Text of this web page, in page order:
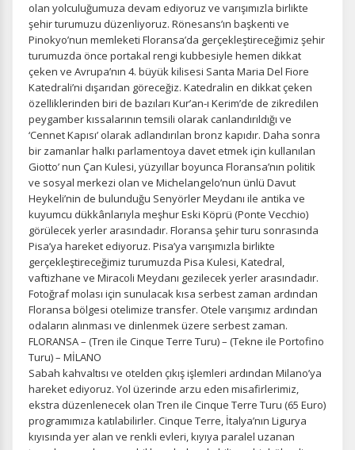
ÇEREZ KULLANIM AYARLARINIZ
Çerez tercihlerinizibelirleyin.
Daha fazla bilgi içinKVKK bilgilendirmemizi,çerez kullanım
gizlilik koşullarınıinceleyebilirsiniz.
Zorunlu Çerezler HER ZAMAN AKTIF
Oturum yönetimi, güvenlik ve temel site işlevleri için
gereklidir. Bu çerezler olmadan site düzgün çalışmaz ve
olan yolculuğumuza devam ediyoruz ve varışımızla birlikte
şehir turumuzu düzenliyoruz. Rönesans’ın başkenti ve
Pinokyo’nun memleketi Floransa’da gerçekleştireceğimiz şehir
turumuzda önce portakal rengi kubbesiyle hemen dikkat
çeken ve Avrupa’nın 4. büyük kilisesi Santa Maria Del Fiore
Katedrali’ni dışarıdan göreceğiz. Katedralin en dikkat çeken
özelliklerinden biri de bazıları Kur’an-ı Kerim’de de zikredilen
peygamber kıssalarının temsili olarak canlandırıldığı ve
‘Cennet Kapısı’ olarak adlandırılan bronz kapıdır. Daha sonra
bir zamanlar halkı parlamentoya davet etmek için kullanılan
Giotto’ nun Çan Kulesi, yüzyıllar boyunca Floransa’nın politik
ve sosyal merkezi olan ve Michelangelo’nun ünlü Davut
Heykeli’nin de bulunduğu Senyörler Meydanı ile antika ve
kuyumcu dükkânlarıyla meşhur Eski Köprü (Ponte Vecchio)
görülecek yerler arasındadır. Floransa şehir turu sonrasında
Pisa’ya hareket ediyoruz. Pisa’ya varışımızla birlikte
gerçekleştireceğimiz turumuzda Pisa Kulesi, Katedral,
vaftizhane ve Miracoli Meydanı gezilecek yerler arasındadır.
Fotoğraf molası için sunulacak kısa serbest zaman ardından
Floransa bölgesi otelimize transfer. Otele varışımız ardından
odaların alınması ve dinlenmek üzere serbest zaman.
FLORANSA – (Tren ile Cinque Terre Turu) – (Tekne ile Portofino
Turu) – MİLANO
Sabah kahvaltısı ve otelden çıkış işlemleri ardından Milano’ya
hareket ediyoruz. Yol üzerinde arzu eden misafirlerimiz,
ekstra düzenlenecek olan Tren ile Cinque Terre Turu (65 Euro)
programımıza katılabilirler. Cinque Terre, İtalya’nın Ligurya
kıyısında yer alan ve renkli evleri, kıyıya paralel uzanan